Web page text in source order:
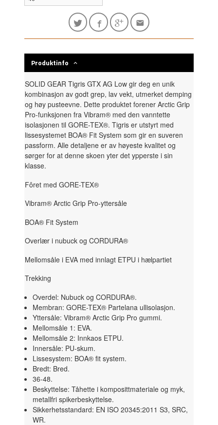
Produktinfo
SOLID GEAR Tigris GTX AG Low gir deg en unik
kombinasjon av godt grep, lav vekt, utmerket demping
og høy pusteevne. Dette produktet forener Arctic Grip
Pro-funksjonen fra Vibram® med den vanntette
isolasjonen til GORE-TEX®. Tigris er utstyrt med
lissesystemet BOA® Fit System som gir en suveren
passform. Alle detaljene er av høyeste kvalitet og
sørger for at denne skoen yter det ypperste i sin
klasse.
Fôret med GORE-TEX®
Vibram® Arctic Grip Pro-yttersåle
BOA® Fit System
Overlær i nubuck og CORDURA®
Mellomsåle i EVA med innlagt ETPU i hælpartiet
Trekking
Overdel: Nubuck og CORDURA®.
Membran: GORE-TEX® Partelana ullisolasjon.
Yttersåle: Vibram® Arctic Grip Pro gummi.
Mellomsåle 1: EVA.
Mellomsåle 2: Innkaos ETPU.
Innersåle: PU-skum.
Lissesystem: BOA® fit system.
Bredt: Bred.
36-48.
Beskyttelse: Tåhette i komposittmateriale og myk,
metallfri spikerbeskyttelse.
Sikkerhetsstandard: EN ISO 20345:2011 S3, SRC,
WR.